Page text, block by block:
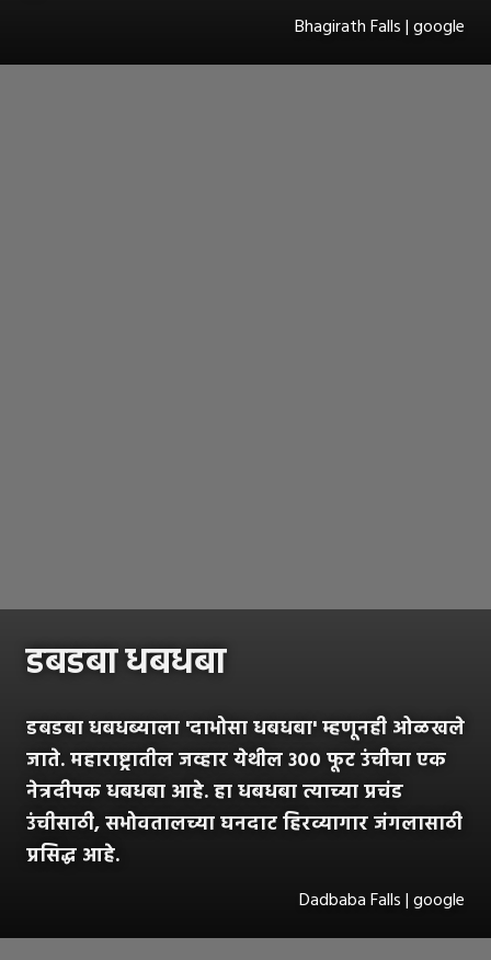
Bhagirath Falls | google
डबडबा धबधबा
डबडबा धबधब्याला 'दाभोसा धबधबा' म्हणूनही ओळखले
जाते. महाराष्ट्रातील जव्हार येथील ३०० फूट उंचीचा एक
नेत्रदीपक धबधबा आहे. हा धबधबा त्याच्या प्रचंड
उंचीसाठी, सभोवतालच्या घनदाट हिरव्यागार जंगलासाठी
प्रसिद्ध आहे.
Dadbaba Falls | google